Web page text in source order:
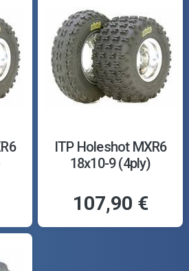
ITP Holeshot MXR6
18x10-9 (4ply)
107,90 €